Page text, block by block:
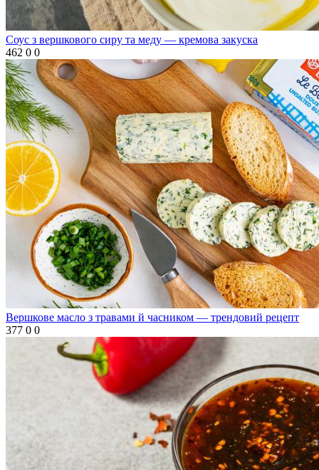
Соус з вершкового сиру та меду — кремова закуска
462 0 0
Вершкове масло з травами й часником — трендовий рецепт
377 0 0